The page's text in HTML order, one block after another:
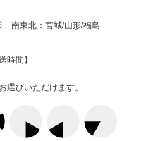
南東北：宮城/山形/福島
時間】
選びいただけます。